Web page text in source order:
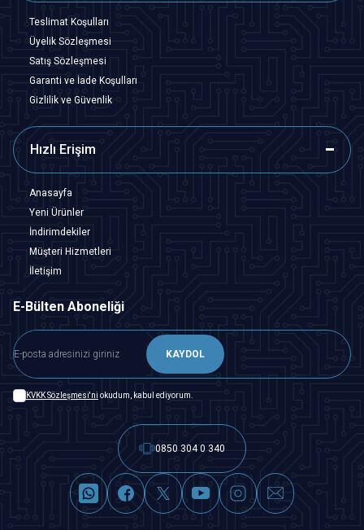
Teslimat Koşulları
Üyelik Sözleşmesi
Satış Sözleşmesi
Garanti ve İade Koşulları
Gizlilik ve Güvenlik
Hızlı Erişim
Anasayfa
Yeni Ürünler
İndirimdekiler
Müşteri Hizmetleri
İletişim
E-Bülten Aboneliği
KAYDOL
KVKK Sözleşmesi'ni okudum, kabul ediyorum.
0850 304 0 340